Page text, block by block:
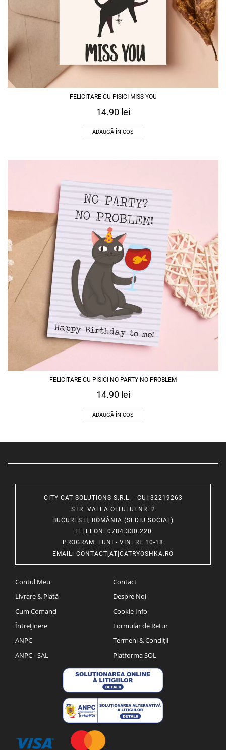
FELICITARE CU PISICI MISS YOU
14.90 lei
ADAUGĂ ÎN COȘ
FELICITARE CU PISICI NO PARTY NO PROBLEM
14.90 lei
ADAUGĂ ÎN COȘ
CITY CAT SOLUTIONS S.R.L. - CUI:32219263
STR. VALEA OLTULUI NR. 2
BUCUREȘTI, ROMÂNIA (SEDIU SOCIAL)
TELEFON : 0784.330.220
PROGRAM: LUNI - VINERI: 10-18
EMAIL: CONTACT[AT]CATRYOSHKA.RO
Contul Meu
Livrare & Plată
Cum Comand
Întreținere
ANPC
ANPC - SAL
Contact
Despre Noi
Cookie Info
Formular de Retur
Termeni & Condiții
Platforma SOL